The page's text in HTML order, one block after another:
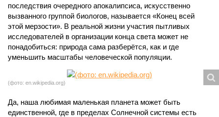
последствия очередного апокалипсиса, искусственно
вызванного группой биологов, называется «Конец всей
этой мерзости». В реальной жизни участия пытливых
исследователей в организации конца света может не
понадобиться: природа сама разберётся, как и где
уменьшить масштабы человеческой популяции.
(фото: en.wikipedia.org)
Да, наша любимая маленькая планета может быть
единственной, где в пределах Солнечной системы есть